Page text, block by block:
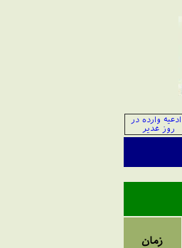
ادعیه وارده در
روز غدیر
زمان